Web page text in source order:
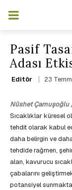
Pasif
Adası
Editör 23
Nüshet Çamuşoğlu
Sıcaklıklar küresel
tehdit olarak kabul
daha belirgin ve
tehdide rağmen,
alan, kavurucu
çabalarını
potansiyel